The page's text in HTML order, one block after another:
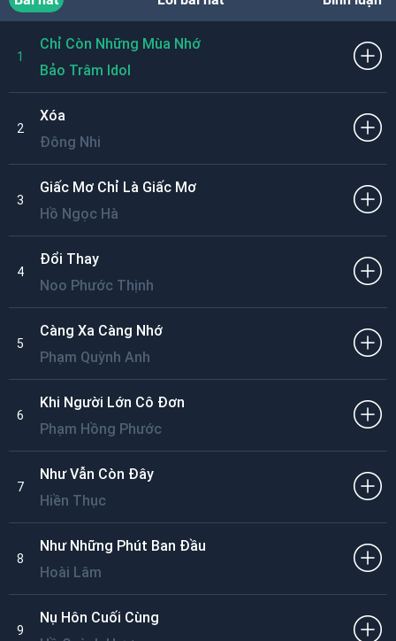
1
Chỉ Còn Những Mùa Nhớ
Bảo Trâm Idol
2
Xóa
Đông Nhi
3
Giấc Mơ Chỉ Là Giấc Mơ
Hồ Ngọc Hà
4
Đổi Thay
Noo Phước Thịnh
5
Càng Xa Càng Nhớ
Phạm Quỳnh Anh
6
Khi Người Lớn Cô Đơn
Phạm Hồng Phước
7
Như Vẫn Còn Đây
Hiền Thục
8
Như Những Phút Ban Đầu
Hoài Lâm
9
Nụ Hôn Cuối Cùng